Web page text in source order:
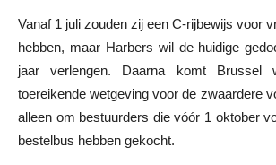
Vanaf 1 juli zouden zij een C-rijbewijs voor
hebben, maar Harbers wil de huidige
jaar verlengen. Daarna komt Brussel
toereikende wetgeving voor de zwaardere
alleen om bestuurders die vóór 1 oktober
bestelbus hebben gekocht.